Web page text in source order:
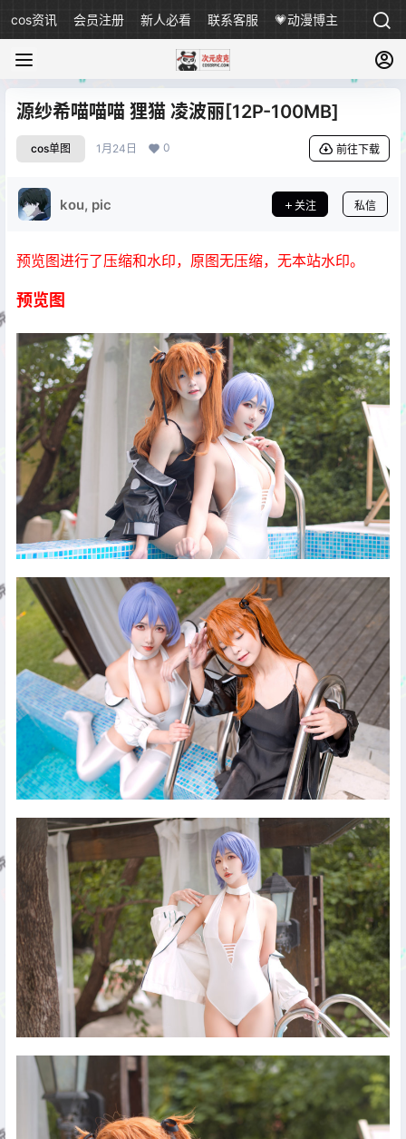
cos资讯 会员注册 新人必看 联系客服 💗动漫博主
源纱希喵喵喵 狸猫 凌波丽[12P-100MB]
cos单图 1月24日 0 前往下载
kou, pic 关注 私信
预览图进行了压缩和水印，原图无压缩，无本站水印。
预览图